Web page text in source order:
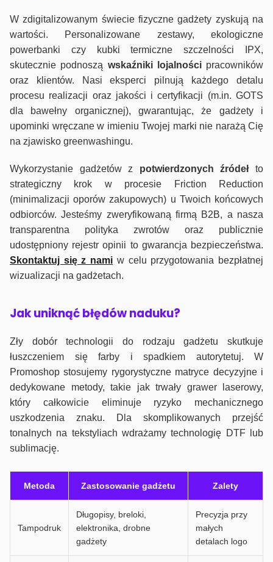
W zdigitalizowanym świecie fizyczne gadżety zyskują na
wartości. Personalizowane zestawy, ekologiczne
powerbanki czy kubki termiczne szczelności IPX,
skutecznie podnoszą wskaźniki lojalnościpracowników
oraz klientów. Nasi eksperci pilnują każdego detalu
procesu realizacji oraz jakości i certyfikacji (m.in. GOTS
dla bawełny organicznej), gwarantując, że gadżety i
upominki wręczane w imieniu Twojej marki nie narażą Cię
na zjawisko greenwashingu.
Wykorzystanie gadżetów z potwierdzonych źródełto
strategiczny krok w procesie Friction Reduction
(minimalizacji oporów zakupowych) u Twoich końcowych
odbiorców. Jesteśmy zweryfikowaną firmą B2B, a nasza
transparentna polityka zwrotów oraz publicznie
udostępniony rejestr opinii to gwarancja bezpieczeństwa.
Skontaktuj się z nami w celu przygotowania bezpłatnej
wizualizacji na gadżetach.
Jak uniknąć błędów naduku?
Zły dobór technologii do rodzaju gadżetu skutkuje
łuszczeniem się farby i spadkiem autorytetuj. W
Promoshop stosujemy rygorystyczne matryce decyzyjne i
dedykowane metody, takie jak trwały grawer laserowy,
który całkowicie eliminuje ryzyko mechanicznego
uszkodzenia znaku. Dla skomplikowanych przejść
tonalnych na tekstyliach wdrażamy technologię DTF lub
sublimację.
Metoda Zastosowanie gadżetu Zalety
Tampodruk
Długopisy, breloki,
elektronika, drobne
gadżety
Precyzja przy
małych
detalach logo